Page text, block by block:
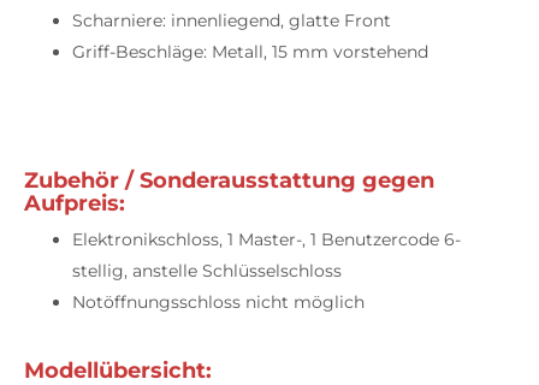
Scharniere: innenliegend, glatte Front
Griff-Beschläge: Metall, 15 mm vorstehend
Zubehör / Sonderausstattung gegen
Aufpreis:
Elektronikschloss, 1 Master-, 1 Benutzercode 6-
stellig, anstelle Schlüsselschloss
Notöffnungsschloss nicht möglich
Modellübersicht: